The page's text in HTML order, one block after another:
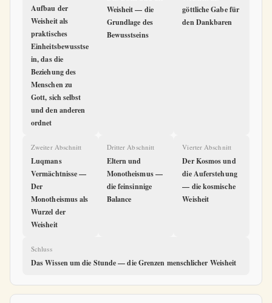
Aufbau der
Weisheit als
praktisches
Einheitsbewusstse
in, das die
Beziehung des
Menschen zu
Gott, sich selbst
und den anderen
ordnet
Weisheit — die
Grundlage des
Bewusstseins
göttliche Gabe für
den Dankbaren
Zweiter Abschnitt
Luqmans
Vermächtnisse —
Der
Monotheismus als
Wurzel der
Weisheit
Dritter Abschnitt
Eltern und
Monotheismus —
die feinsinnige
Balance
Vierter Abschnitt
Der Kosmos und
die Auferstehung
— die kosmische
Weisheit
Schluss
Das Wissen um die Stunde — die Grenzen menschlicher Weisheit